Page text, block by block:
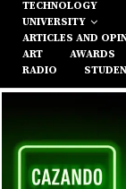
TECHNOLOGY
UNIVERSITY
ARTICLES AND
ART
AWARDS
RADIO